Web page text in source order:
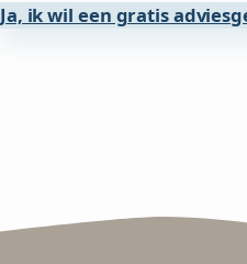
Ja, ik wil een gratis